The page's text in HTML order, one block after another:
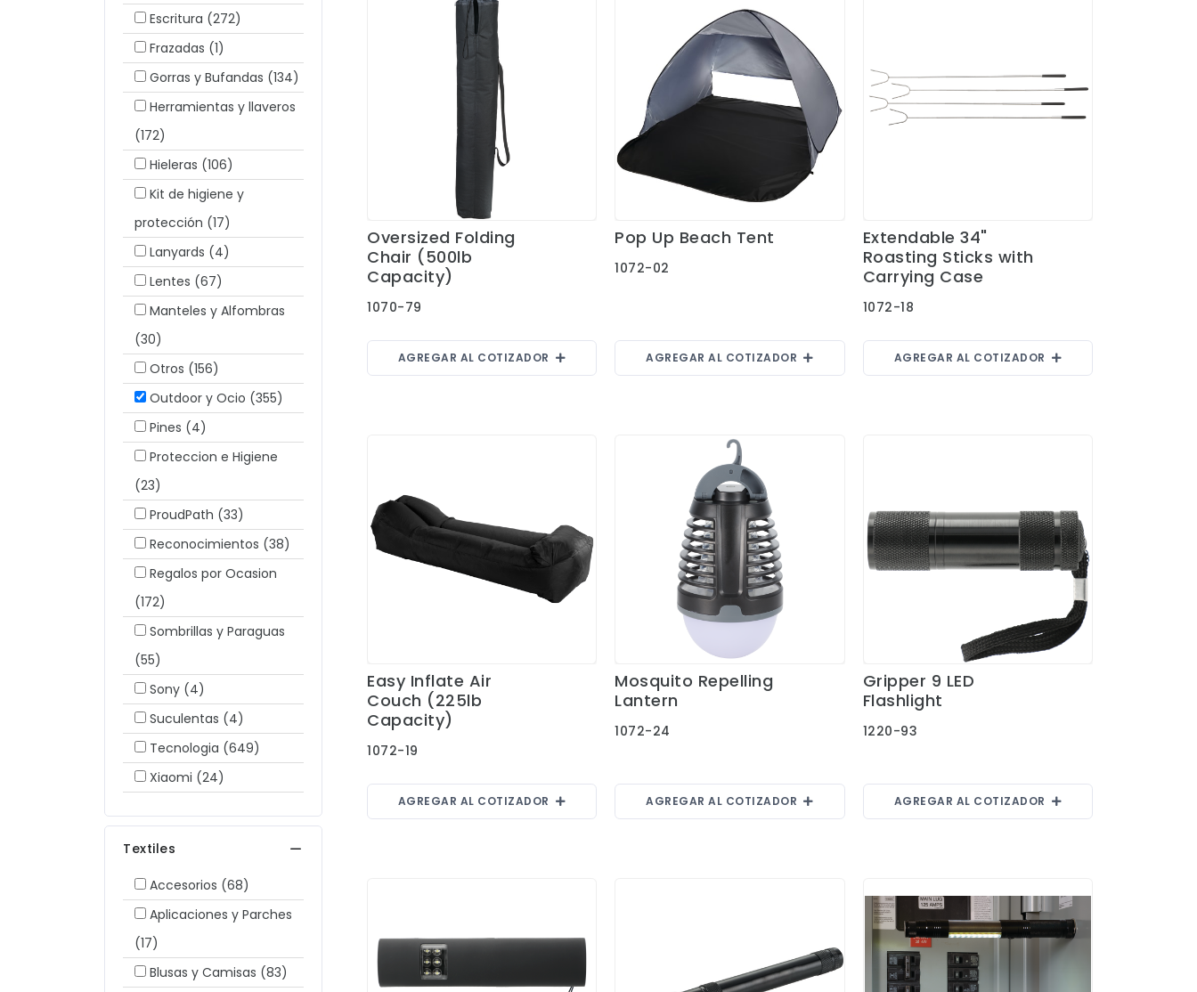
Ver Detalles
Oversized Folding
Chair (500lb
Capacity)
1070-79
AGREGAR AL COTIZADOR
Ver Detalles
Pop Up Beach Tent
1072-02
AGREGAR AL COTIZADOR
Ver Detalles
Extendable 34"
Roasting Sticks with
Carrying Case
1072-18
AGREGAR AL COTIZADOR
Ver Detalles
Easy Inflate Air
Couch (225lb
Capacity)
1072-19
AGREGAR AL COTIZADOR
Ver Detalles
Mosquito Repelling
Lantern
1072-24
AGREGAR AL COTIZADOR
Ver Detalles
Gripper 9 LED
Flashlight
1220-93
AGREGAR AL COTIZADOR
Escritura (272)
Frazadas (1)
Gorras y Bufandas (134)
Herramientas y llaveros
(172)
Hieleras (106)
Kit de higiene y
protección (17)
Lanyards (4)
Lentes (67)
Manteles y Alfombras
(30)
Otros (156)
Outdoor y Ocio (355)
Pines (4)
Proteccion e Higiene
(23)
ProudPath (33)
Reconocimientos (38)
Regalos por Ocasion
(172)
Sombrillas y Paraguas
(55)
Sony (4)
Suculentas (4)
Tecnologia (649)
Xiaomi (24)
Textiles
Accesorios (68)
Aplicaciones y Parches
(17)
Blusas y Camisas (83)